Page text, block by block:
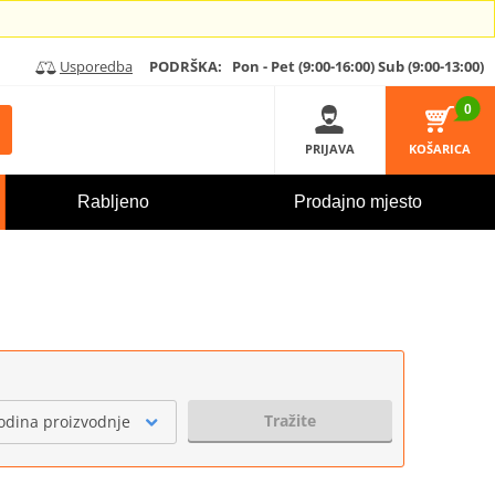
Usporedba PODRŠKA: Pon - Pet (9:00-16:00)Sub (9:00-13:00)
PRIJAVA
0
KOŠARICA
Rabljeno Prodajno mjesto
proizvodnje Tražite